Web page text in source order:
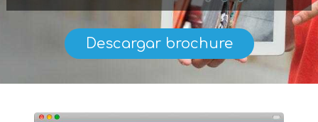
Descargar brochure